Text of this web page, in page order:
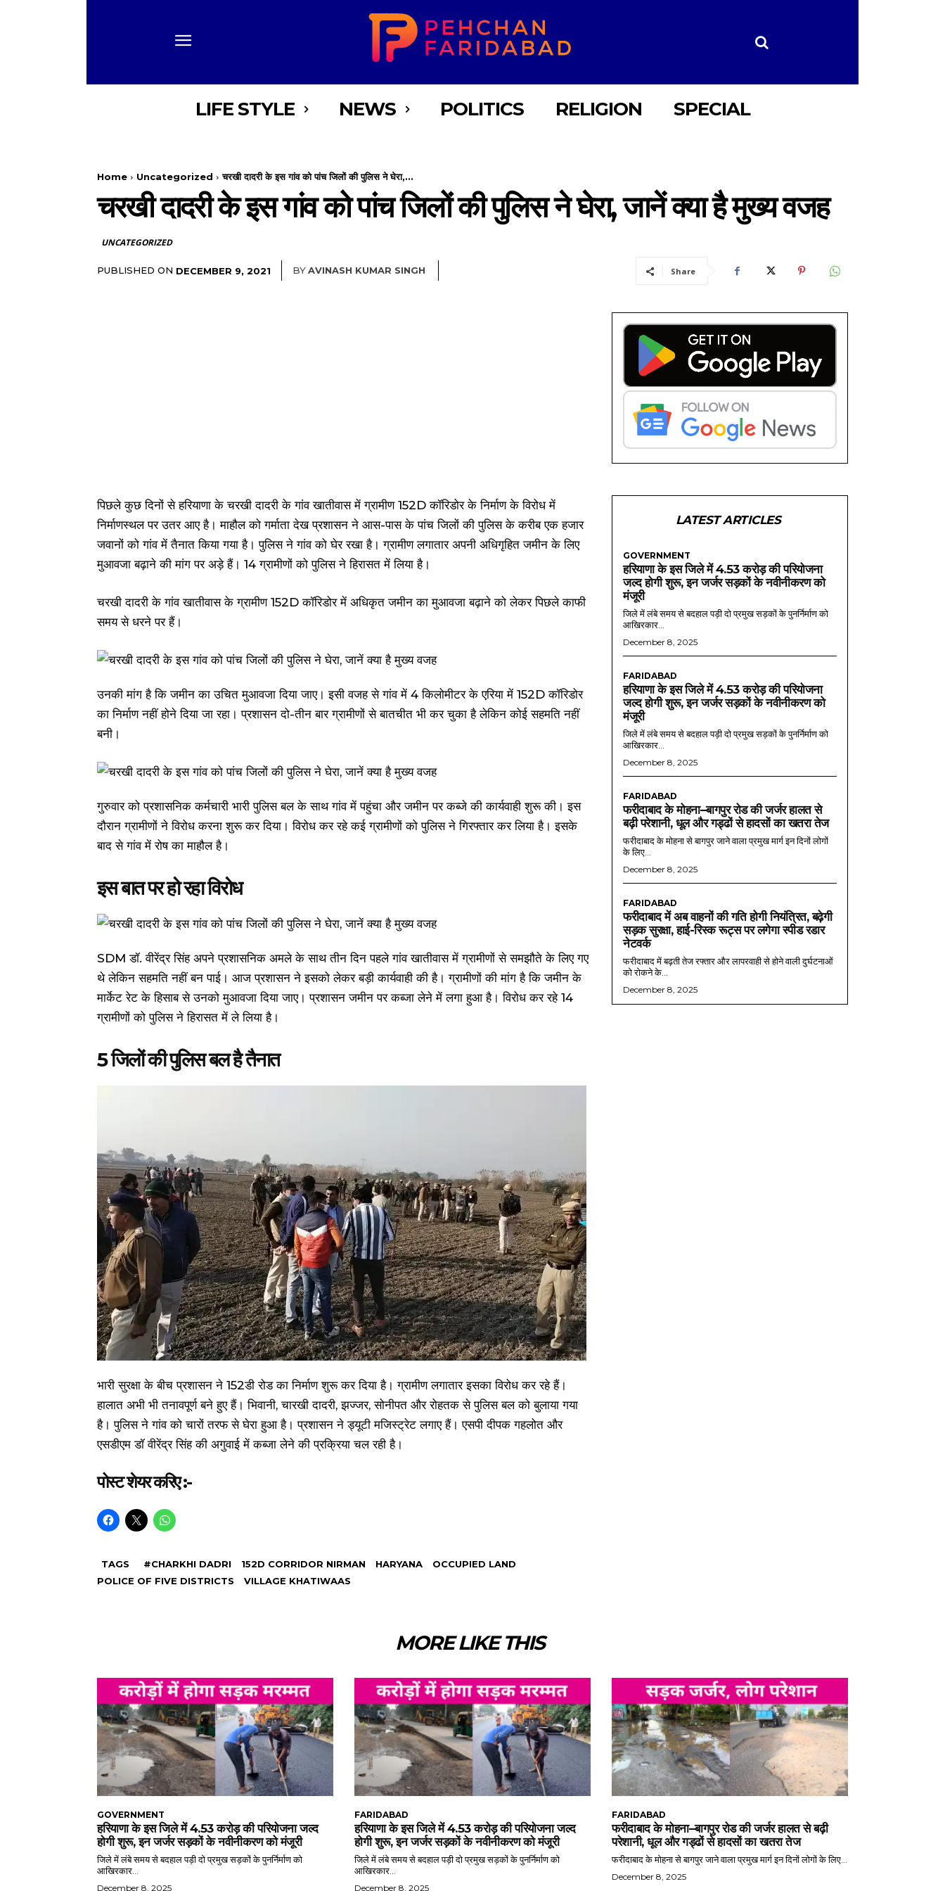
LIFE STYLE NEWS POLITICS RELIGION SPECIAL
Home Uncategorized चरखी दादरी के इस गांव को पांच जिलों की पुलिस ने घेरा,...
चरखी दादरी के इस गांव को पांच जिलों की पुलिस ने घेरा, जानें क्या है मुख्य वजह
UNCATEGORIZED
PUBLISHED ON DECEMBER 9, 2021 BYAVINASH KUMAR SINGH Share
पिछले कुछ दिनों से हरियाणा के चरखी दादरी के गांव खातीवास में ग्रामीण 152D कॉरिडोर के निर्माण के विरोध में
निर्माणस्थल पर उतर आए है। माहौल को गर्माता देख प्रशासन ने आस-पास के पांच जिलों की पुलिस के करीब एक हजार
जवानों को गांव में तैनात किया गया है। पुलिस ने गांव को घेर रखा है। ग्रामीण लगातार अपनी अधिगृहित जमीन के लिए
मुआवजा बढ़ाने की मांग पर अड़े हैं। 14 ग्रामीणों को पुलिस ने हिरासत में लिया है।
चरखी दादरी के गांव खातीवास के ग्रामीण 152D कॉरिडोर में अधिकृत जमीन का मुआवजा बढ़ाने को लेकर पिछले काफी
समय से धरने पर हैं।
उनकी मांग है कि जमीन का उचित मुआवजा दिया जाए। इसी वजह से गांव में 4 किलोमीटर के एरिया में 152D कॉरिडोर
का निर्माण नहीं होने दिया जा रहा। प्रशासन दो-तीन बार ग्रामीणों से बातचीत भी कर चुका है लेकिन कोई सहमति नहीं
बनी।
गुरुवार को प्रशासनिक कर्मचारी भारी पुलिस बल के साथ गांव में पहुंचा और जमीन पर कब्जे की कार्यवाही शुरू की। इस
दौरान ग्रामीणों ने विरोध करना शुरू कर दिया। विरोध कर रहे कई ग्रामीणों को पुलिस ने गिरफ्तार कर लिया है। इसके
बाद से गांव में रोष का माहौल है।
इस बात पर हो रहा विरोध
SDM डॉ. वीरेंद्र सिंह अपने प्रशासनिक अमले के साथ तीन दिन पहले गांव खातीवास में ग्रामीणों से समझौते के लिए गए
थे लेकिन सहमति नहीं बन पाई। आज प्रशासन ने इसको लेकर बड़ी कार्यवाही की है। ग्रामीणों की मांग है कि जमीन के
मार्केट रेट के हिसाब से उनको मुआवजा दिया जाए। प्रशासन जमीन पर कब्जा लेने में लगा हुआ है। विरोध कर रहे 14
ग्रामीणों को पुलिस ने हिरासत में ले लिया है।
5 जिलों की पुलिस बल है तैनात
भारी सुरक्षा के बीच प्रशासन ने 152डी रोड का निर्माण शुरू कर दिया है। ग्रामीण लगातार इसका विरोध कर रहे हैं।
हालात अभी भी तनावपूर्ण बने हुए हैं। भिवानी, चारखी दादरी, झज्जर, सोनीपत और रोहतक से पुलिस बल को बुलाया गया
है। पुलिस ने गांव को चारों तरफ से घेरा हुआ है। प्रशासन ने ड्यूटी मजिस्ट्रेट लगाए हैं। एसपी दीपक गहलोत और
एसडीएम डॉ वीरेंद्र सिंह की अगुवाई में कब्जा लेने की प्रक्रिया चल रही है।
पोस्ट शेयर करिए :-
TAGS #CHARKHI DADRI 152D CORRIDOR NIRMAN HARYANA
OCCUPIED LAND
POLICE OF FIVE DISTRICTS
VILLAGE KHATIWAAS
LATEST ARTICLES
GOVERNMENT
हरियाणा के इस जिले में 4.53 करोड़ की परियोजना
जल्द होगी शुरू, इन जर्जर सड़कों के नवीनीकरण को
मंजूरी
जिले में लंबे समय से बदहाल पड़ी दो प्रमुख सड़कों के पुनर्निर्माण को
आखिरकार...
December 8, 2025
FARIDABAD
हरियाणा के इस जिले में 4.53 करोड़ की परियोजना
जल्द होगी शुरू, इन जर्जर सड़कों के नवीनीकरण को
मंजूरी
जिले में लंबे समय से बदहाल पड़ी दो प्रमुख सड़कों के पुनर्निर्माण को
आखिरकार...
December 8, 2025
FARIDABAD
फरीदाबाद के मोहना–बागपुर रोड की जर्जर हालत से
बढ़ी परेशानी, धूल और गड्ढों से हादसों का खतरा तेज
फरीदाबाद के मोहना से बागपुर जाने वाला प्रमुख मार्ग इन दिनों लोगों
के लिए...
December 8, 2025
FARIDABAD
फरीदाबाद में अब वाहनों की गति होगी नियंत्रित, बढ़ेगी
सड़क सुरक्षा, हाई-रिस्क रूट्स पर लगेगा स्पीड रडार
नेटवर्क
फरीदाबाद में बढ़ती तेज रफ्तार और लापरवाही से होने वाली दुर्घटनाओं
को रोकने के...
December 8, 2025
MORE LIKE THIS
GOVERNMENT
हरियाणा के इस जिले में 4.53 करोड़ की परियोजना जल्द
होगी शुरू, इन जर्जर सड़कों के नवीनीकरण को मंजूरी
जिले में लंबे समय से बदहाल पड़ी दो प्रमुख सड़कों के पुनर्निर्माण को
आखिरकार...
December 8, 2025
FARIDABAD
हरियाणा के इस जिले में 4.53 करोड़ की परियोजना जल्द
होगी शुरू, इन जर्जर सड़कों के नवीनीकरण को मंजूरी
जिले में लंबे समय से बदहाल पड़ी दो प्रमुख सड़कों के पुनर्निर्माण को
आखिरकार...
December 8, 2025
FARIDABAD
फरीदाबाद के मोहना–बागपुर रोड की जर्जर हालत से बढ़ी
परेशानी, धूल और गड्ढों से हादसों का खतरा तेज
फरीदाबाद के मोहना से बागपुर जाने वाला प्रमुख मार्ग इन दिनों लोगों के लिए...
December 8, 2025